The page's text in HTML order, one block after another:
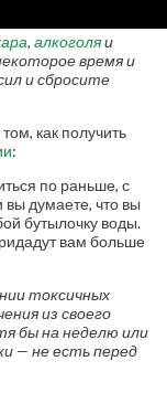
, алкоголяи
время и
и сбросите
как получить
:
по раньше, с
думаете, что вы
бутылочку воды.
вам больше
токсичных
из своего
бы на неделю или
— не есть перед